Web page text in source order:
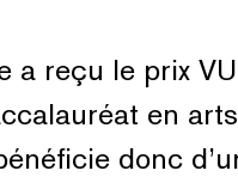
a reçu le prix
en
donc